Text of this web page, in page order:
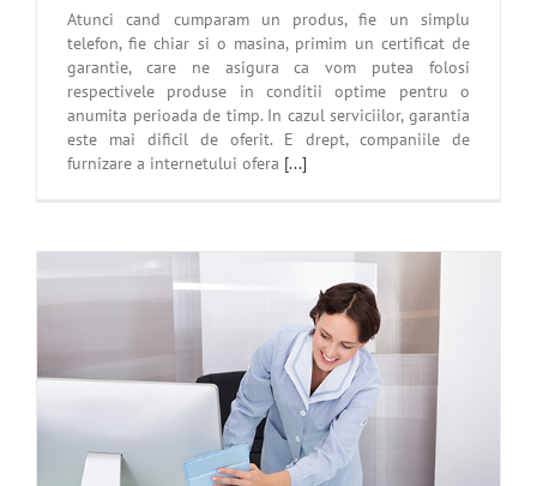
Atunci cand cumparam un produs, fie un simplu
telefon, fie chiar si o masina, primim un certificat de
garantie, care ne asigura ca vom putea folosi
respectivele produse in conditii optime pentru o
anumita perioada de timp. In cazul serviciilor, garantia
este mai dificil de oferit. E drept, companiile de
furnizare a internetului ofera [...]